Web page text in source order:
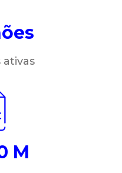
ativas
M